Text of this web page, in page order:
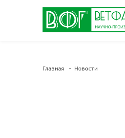
Главная Новости